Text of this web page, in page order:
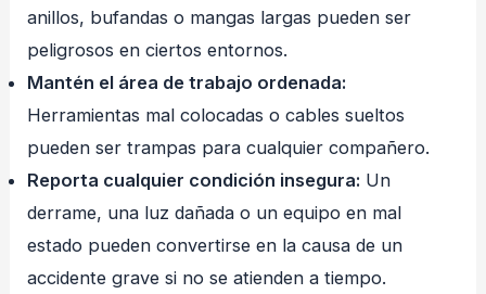
anillos, bufandas o mangas largas pueden ser
peligrosos en ciertos entornos.
Mantén el área de trabajo ordenada:
Herramientas mal colocadas o cables sueltos
pueden ser trampas para cualquier compañero.
Reporta cualquier condición insegura: Un
derrame, una luz dañada o un equipo en mal
estado pueden convertirse en la causa de un
accidente grave si no se atienden a tiempo.